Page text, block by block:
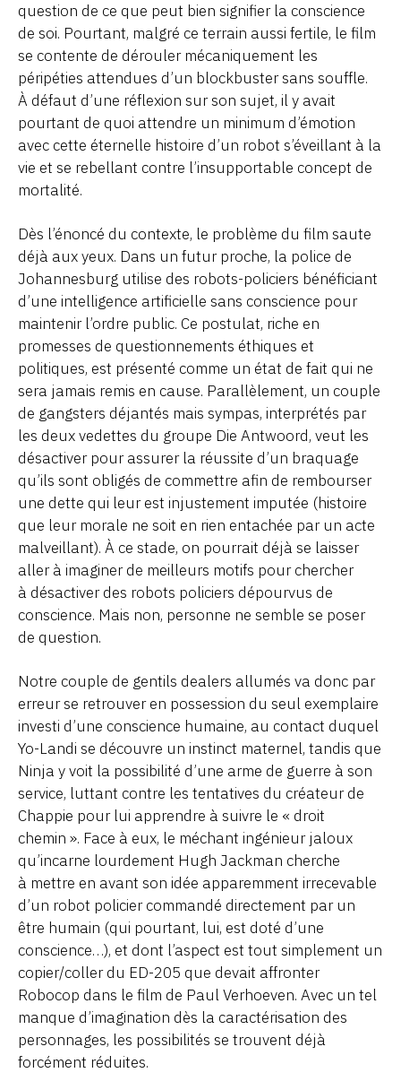
question de ce que peut bien signifier la conscience
de soi. Pourtant, malgré ce terrain aussi fertile, le film
se contente de dérouler mécaniquement les
péripéties attendues d’un blockbuster sans souffle.
À défaut d’une réflexion sur son sujet, il y avait
pourtant de quoi attendre un minimum d’émotion
avec cette éternelle histoire d’un robot s’éveillant à la
vie et se rebellant contre l’insupportable concept de
mortalité.
Dès l’énoncé du contexte, le problème du film saute
déjà aux yeux. Dans un futur proche, la police de
Johannesburg utilise des robots-policiers bénéficiant
d’une intelligence artificielle sans conscience pour
maintenir l’ordre public. Ce postulat, riche en
promesses de questionnements éthiques et
politiques, est présenté comme un état de fait qui ne
sera jamais remis en cause. Parallèlement, un couple
de gangsters déjantés mais sympas, interprétés par
les deux vedettes du groupe Die Antwoord, veut les
désactiver pour assurer la réussite d’un braquage
qu’ils sont obligés de commettre afin de rembourser
une dette qui leur est injustement imputée (histoire
que leur morale ne soit en rien entachée par un acte
malveillant). À ce stade, on pourrait déjà se laisser
aller à imaginer de meilleurs motifs pour chercher
à désactiver des robots policiers dépourvus de
conscience. Mais non, personne ne semble se poser
de question.
Notre couple de gentils dealers allumés va donc par
erreur se retrouver en possession du seul exemplaire
investi d’une conscience humaine, au contact duquel
Yo-Landi se découvre un instinct maternel, tandis que
Ninja y voit la possibilité d’une arme de guerre à son
service, luttant contre les tentatives du créateur de
Chappie pour lui apprendre à suivre le « droit
chemin ». Face à eux, le méchant ingénieur jaloux
qu’incarne lourdement Hugh Jackman cherche
à mettre en avant son idée apparemment irrecevable
d’un robot policier commandé directement par un
être humain (qui pourtant, lui, est doté d’une
conscience…), et dont l’aspect est tout simplement un
copier/coller du ED-205 que devait affronter
Robocop dans le film de Paul Verhoeven. Avec un tel
manque d’imagination dès la caractérisation des
personnages, les possibilités se trouvent déjà
forcément réduites.